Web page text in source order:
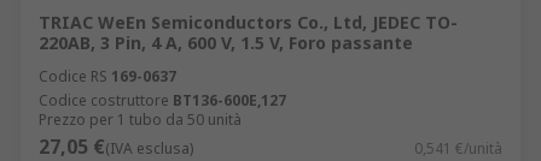
TRIAC WeEn Semiconductors Co., Ltd, JEDEC TO-
220AB, 3 Pin, 4 A, 600 V, 1.5 V, Foro passante
Codice RS 169-0637
Codice costruttore BT136-600E,127
Prezzo per 1 tubo da 50 unità
27,05 €(IVA esclusa) 0,541 €/unità